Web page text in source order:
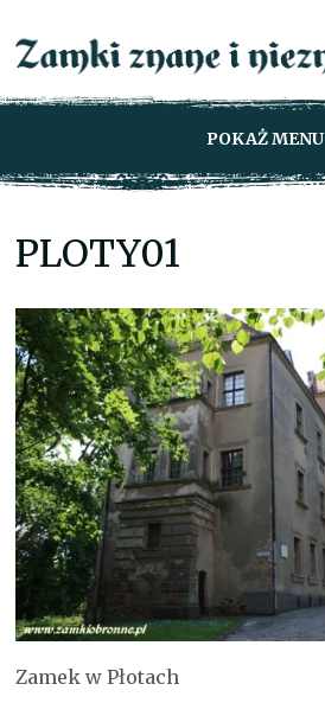
POKAŻ MENU
PLOTY01
Zamek w Płotach